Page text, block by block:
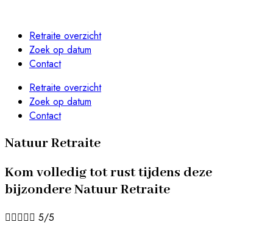
Retraite overzicht
Zoek op datum
Contact
Retraite overzicht
Zoek op datum
Contact
Natuur Retraite
Kom volledig tot rust tijdens deze
bijzondere Natuur Retraite
 5/5